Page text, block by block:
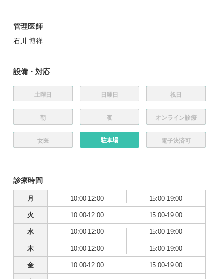
管理医師
石川 博祥
設備・対応
土曜日 日曜日 祝日
朝 夜 オンライン診療
女医 駐車場 電子決済可
診療時間
月 10:00-12:00 15:00-19:00
火 10:00-12:00 15:00-19:00
水 10:00-12:00 15:00-19:00
木 10:00-12:00 15:00-19:00
金 10:00-12:00 15:00-19:00